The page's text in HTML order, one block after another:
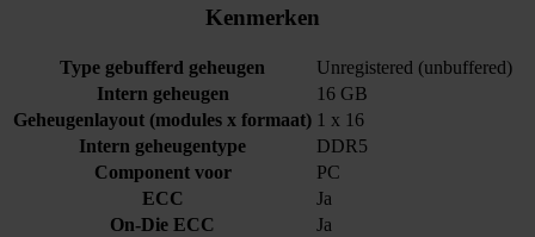
Kenmerken
Type gebufferd geheugen
Unregistered (unbuffered)
Intern geheugen
16 GB
Geheugenlayout (modules x formaat) 1 x 16
Intern geheugentype
DDR5
Component voor
PC
ECC
Ja
On-Die ECC
Ja